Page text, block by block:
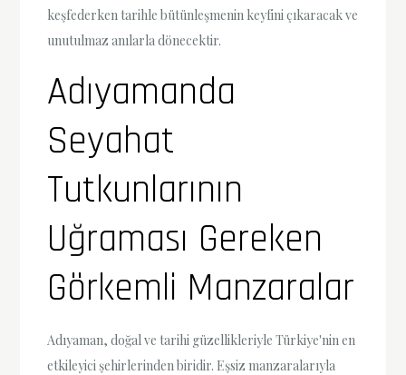
keşfederken tarihle bütünleşmenin keyfini çıkaracak ve
unutulmaz anılarla dönecektir.
Adıyamanda
Seyahat
Tutkunlarının
Uğraması Gereken
Görkemli Manzaralar
Adıyaman, doğal ve tarihi güzellikleriyle Türkiye'nin en
etkileyici şehirlerinden biridir. Eşsiz manzaralarıyla